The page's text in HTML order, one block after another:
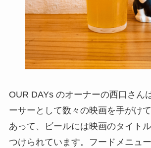
OUR DAYs のオーナーの西口さん
ーサーとして数々の映画を手がけ
あって、ビールには映画のタイト
つけられています。フードメニュ